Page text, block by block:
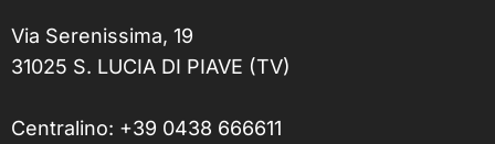
Via Serenissima, 19
31025 S. LUCIA DI PIAVE (TV)
Centralino: +39 0438 666611